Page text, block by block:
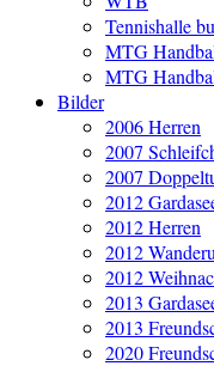
Tennishalle
MTG
MTG
Bilder
2006 Herren
2007
2007
2012
2012 Herren
2012
2012
2013
2013
2020